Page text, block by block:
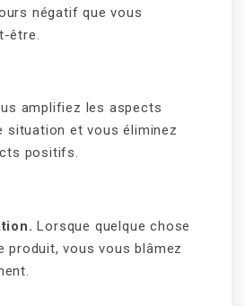
négatif que vous
être.
amplifiez les aspects
situation et vous éliminez
positifs.
Lorsque quelque chose
produit, vous vous blâmez